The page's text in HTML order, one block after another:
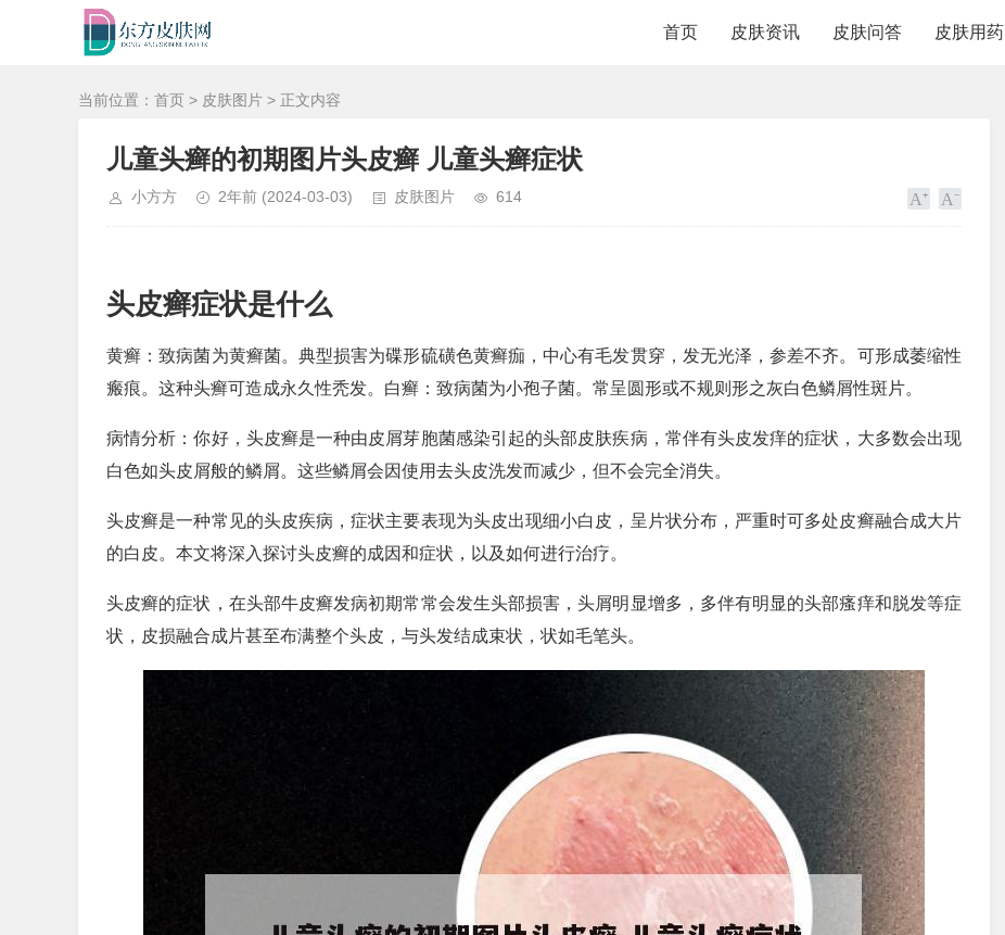
首页 皮肤资讯 皮肤问答 皮肤用药
当前位置： 首页 > 皮肤图片 > 正文内容
儿童头癣的初期图片头皮癣 儿童头癣症状
小方方 2年前 (2024-03-03) 皮肤图片 614
头皮癣症状是什么
黄癣：致病菌为黄癣菌。典型损害为碟形硫磺色黄癣痂，中心有毛发贯穿，发无光泽，参差不齐。可形成萎缩性
瘢痕。这种头癣可造成永久性秃发。白癣：致病菌为小孢子菌。常呈圆形或不规则形之灰白色鳞屑性斑片。
病情分析：你好，头皮癣是一种由皮屑芽胞菌感染引起的头部皮肤疾病，常伴有头皮发痒的症状，大多数会出现
白色如头皮屑般的鳞屑。这些鳞屑会因使用去头皮洗发而减少，但不会完全消失。
头皮癣是一种常见的头皮疾病，症状主要表现为头皮出现细小白皮，呈片状分布，严重时可多处皮癣融合成大片
的白皮。本文将深入探讨头皮癣的成因和症状，以及如何进行治疗。
头皮癣的症状，在头部牛皮癣发病初期常常会发生头部损害，头屑明显增多，多伴有明显的头部瘙痒和脱发等症
状，皮损融合成片甚至布满整个头皮，与头发结成束状，状如毛笔头。